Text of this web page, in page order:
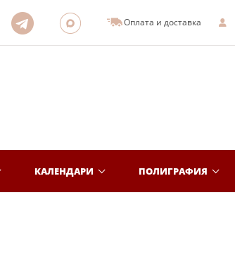
Оплата и доставка
КАЛЕНДАРИ ПОЛИГРАФИЯ